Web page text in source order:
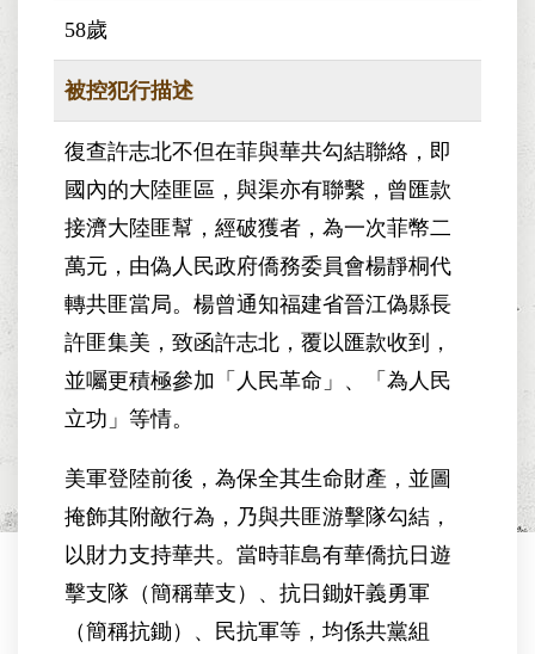
58歲
被控犯行描述
復查許志北不但在菲與華共勾結聯絡，即
國內的大陸匪區，與渠亦有聯繫，曾匯款
接濟大陸匪幫，經破獲者，為一次菲幣二
萬元，由偽人民政府僑務委員會楊靜桐代
轉共匪當局。楊曾通知福建省晉江偽縣長
許匪集美，致函許志北，覆以匯款收到，
並囑更積極參加「人民革命」、「為人民
立功」等情。
美軍登陸前後，為保全其生命財產，並圖
掩飾其附敵行為，乃與共匪游擊隊勾結，
以財力支持華共。當時菲島有華僑抗日遊
擊支隊（簡稱華支）、抗日鋤奸義勇軍
（簡稱抗鋤）、民抗軍等，均係共黨組